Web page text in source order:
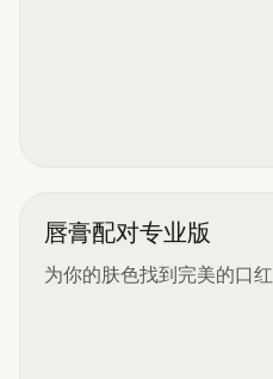
唇膏配对专业版
为你的肤色找到完美的口红